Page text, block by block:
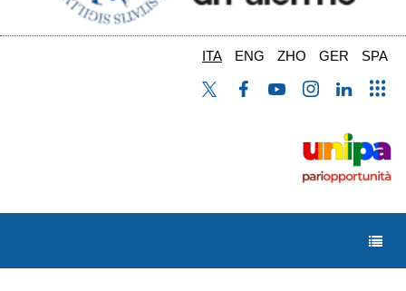
ITA ENG ZHO GER SPA